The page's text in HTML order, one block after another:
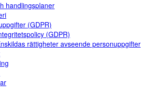
handlingsplaner
(GDPR)
(GDPR)
rättigheter avseende personuppgifter